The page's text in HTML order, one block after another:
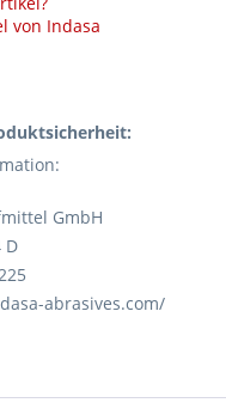
von Indasa
GmbH
D
abrasives.com/